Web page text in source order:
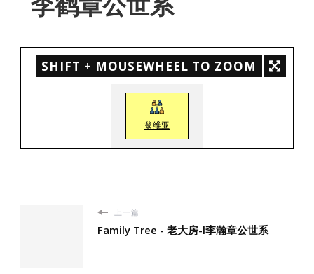
SHIFT + MOUSEWHEEL TO ZOOM
翁维亚
上一篇
Family Tree - 老大房-l李瀚章公世系